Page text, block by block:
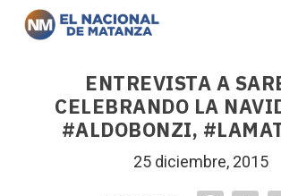
ENTREVISTA A
CELEBRANDO LA
#ALDOBONZI,
25 diciembre, 2015